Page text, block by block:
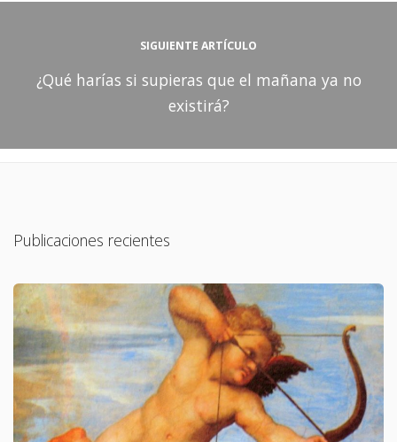
SIGUIENTE ARTÍCULO
¿Qué harías si supieras que el mañana ya no
existirá?
Publicaciones recientes